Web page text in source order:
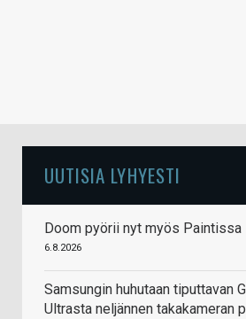
UUTISIA LYHYESTI
Doom pyörii nyt myös Paintissa
6.8.2026
Samsungin huhutaan tiputtavan
Ultrasta neljännen takakameran